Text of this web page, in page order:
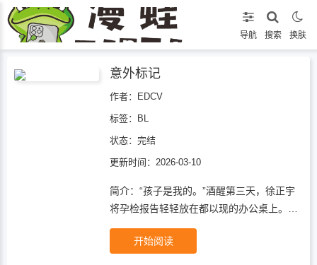
导航 搜索 换肤
意外标记
作者：EDCV
标签： BL
状态： 完结
更新时间：2026-03-10
简介：“孩子是我的。”酒醒第三天，徐正宇
将孕检报告轻轻放在都以现的办公桌上。作
为公司里最冷硬的Omega组长，都以现原
计划独自消化这场意外。直到那位被全公司
开始阅读